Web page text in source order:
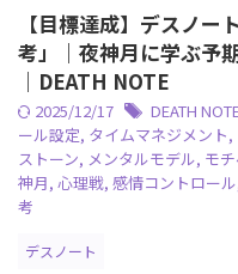
【目標達成】デスノ
考」｜夜神月に学ぶ予
｜DEATH NOTE
2025/12/17 DEATH
ール設定, タイムマネジメント,
ストーン, メンタルモデル, モ
神月, 心理戦, 感情コントロール
考
デスノート